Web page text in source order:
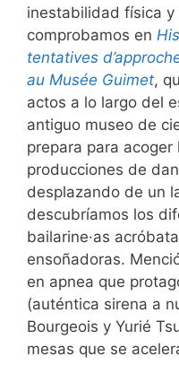
inestabilidad física y
comprobamos en
tentatives
au Musée Guimet,
actos a lo largo del
antiguo museo de
prepara para
producciones de
desplazando de un
descubríamos los
bailarine·as
ensoñadoras.
en apnea que
(auténtica sirena a
Bourgeois y Yurié
mesas que se